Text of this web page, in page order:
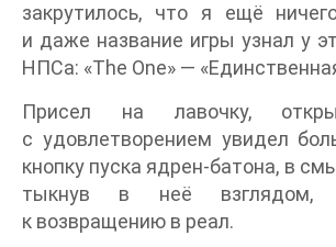
закрутилось, что я ещё
и даже название игры узнал у
НПСа: «The One» —
Присел на лавочку,
с удовлетворением увидел
кнопку пуска ядрен-батона, в
тыкнув в неё взглядом,
к возвращению в реал.